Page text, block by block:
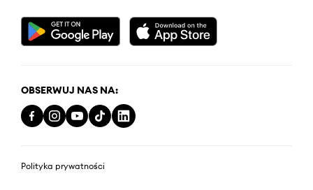
OBSERWUJ NAS NA:
Polityka prywatności